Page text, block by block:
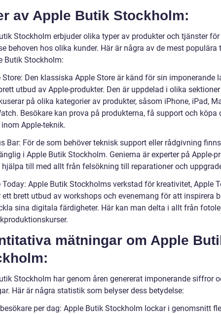
av Apple Butik Stockholm:
Stockholm erbjuder olika typer av produkter och tjänster
behoven hos olika kunder. Här är några av de mest populära
Butik Stockholm:
Store: Den klassiska Apple Store är känd för sin imponerande
utbud av Apple-produkter. Den är uppdelad i olika
på olika kategorier av produkter, såsom iPhone, iPad,
Besökare kan prova på produkterna, få support och köpa
Apple-teknik.
Bar: För de som behöver teknisk support eller rådgivning
i Apple Butik Stockholm. Genierna är experter på Apple-
hjälpa till med allt från felsökning till reparationer och
Today: Apple Butik Stockholms verkstad för kreativitet, Apple
ett brett utbud av workshops och evenemang för att inspirera
sina digitala färdigheter. Här kan man delta i allt från
mätningar om Apple
Stockholm har genom åren genererat imponerande siffror
Här är några statistik som belyser dess betydelse:
per dag: Apple Butik Stockholm lockar i genomsnitt